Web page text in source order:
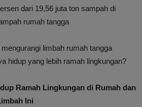
dari 19,56 juta ton sampah di
rumah tangga
limbah rumah tangga
hidup yang lebih ramah lingkungan?
Ramah Lingkungan di Rumah dan
Ini